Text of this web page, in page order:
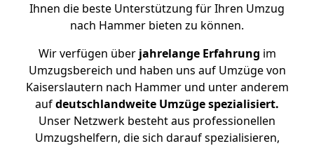
Ihnen die beste Unterstützung für Ihren Umzug
nach Hammer bieten zu können.
Wir verfügen überjahrelange Erfahrung im
Umzugsbereich und haben uns auf Umzüge von
Kaiserslautern nach Hammer und unter anderem
aufdeutschlandweite Umzüge spezialisiert.
Unser Netzwerk besteht aus professionellen
Umzugshelfern, die sich darauf spezialisieren,